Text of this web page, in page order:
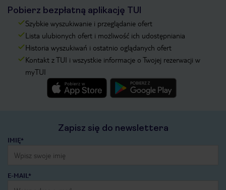
Pobierz bezpłatną aplikację TUI
Szybkie wyszukiwanie i przeglądanie ofert
Lista ulubionych ofert i możliwość ich udostępniania
Historia wyszukiwań i ostatnio oglądanych ofert
Kontakt z TUI i wszystkie informacje o Twojej rezerwacji w
myTUI
Zapisz się do newslettera
IMIĘ*
E-MAIL*